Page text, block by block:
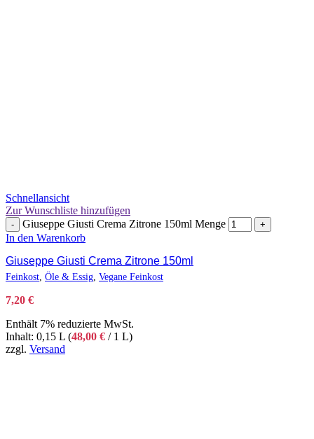
Schnellansicht
Zur Wunschliste hinzufügen
- Giuseppe Giusti Crema Zitrone 150ml Menge +
In den Warenkorb
Giuseppe Giusti Crema Zitrone 150ml
Feinkost, Öle & Essig, Vegane Feinkost
7,20 €
Enthält 7% reduzierte MwSt.
Inhalt: 0,15 L (48,00 € / 1 L)
zzgl. Versand